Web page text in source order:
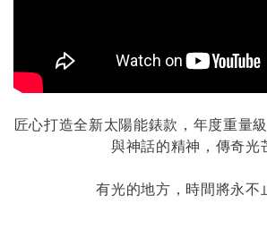
匠心打造全新太陽能錶款，年度重量
與神話的精神，傳奇光
有光的地方，時間將永不